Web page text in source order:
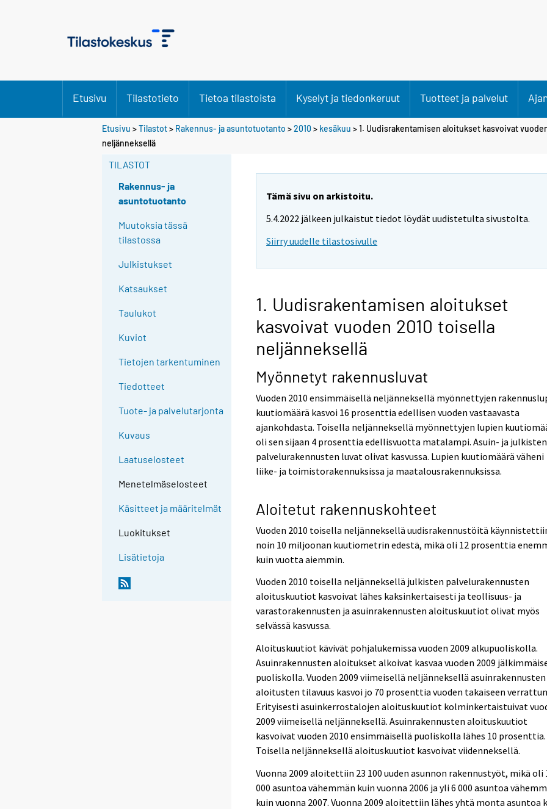
Etusivu Tilastotieto Tietoa tilastoista Kyselyt ja tiedonkeruut Tuotteet ja palvelut
Etusivu >Tilastot> Rakennus- ja asuntotuotanto >2010 > kesäkuu > 1. Uudisrakentamisen aloitukset kasvoivat
neljänneksellä
TILASTOT
Rakennus- ja
asuntotuotanto
Muutoksia tässä
tilastossa
Julkistukset
Katsaukset
Taulukot
Kuviot
Tietojen tarkentuminen
Tiedotteet
Tuote- ja palvelutarjonta
Kuvaus
Laatuselosteet
Menetelmäselosteet
Käsitteet ja määritelmät
Luokitukset
Lisätietoja
Tämä sivu on arkistoitu.
5.4.2022 jälkeen julkaistut tiedot löydät uudistetulta sivustolta.
Siirry uudelle tilastosivulle
1. Uudisrakentamisen aloitukset
kasvoivat vuoden 2010 toisella
neljänneksellä
Myönnetyt rakennusluvat
Vuoden 2010 ensimmäisellä neljänneksellä myönnettyjen
kuutiomäärä kasvoi 16 prosenttia edellisen vuoden vastaavasta
ajankohdasta. Toisella neljänneksellä myönnettyjen lupien
oli sen sijaan 4 prosenttia edellisvuotta matalampi. Asuin- ja julkisten
palvelurakennusten luvat olivat kasvussa. Lupien kuutiomäärä väheni
liike- ja toimistorakennuksissa ja maatalousrakennuksissa.
Aloitetut rakennuskohteet
Vuoden 2010 toisella neljänneksellä uudisrakennustöitä
noin 10 miljoonan kuutiometrin edestä, mikä oli 12 prosenttia
kuin vuotta aiemmin.
Vuoden 2010 toisella neljänneksellä julkisten palvelurakennusten
aloituskuutiot kasvoivat lähes kaksinkertaisesti ja teollisuus- ja
varastorakennusten ja asuinrakennusten aloituskuutiot olivat myös
selvässä kasvussa.
Aloituskuutiot kävivät pohjalukemissa vuoden 2009 alkupuoliskolla.
Asuinrakennusten aloitukset alkoivat kasvaa vuoden 2009
puoliskolla. Vuoden 2009 viimeisellä neljänneksellä asuinrakennusten
aloitusten tilavuus kasvoi jo 70 prosenttia vuoden takaiseen
Erityisesti asuinkerrostalojen aloituskuutiot kolminkertaistuivat
2009 viimeisellä neljänneksellä. Asuinrakennusten aloituskuutiot
kasvoivat vuoden 2010 ensimmäisellä puoliskolla lähes 10 prosenttia.
Toisella neljänneksellä aloituskuutiot kasvoivat viidenneksellä.
Vuonna 2009 aloitettiin 23 100 uuden asunnon rakennustyöt, mikä oli
000 asuntoa vähemmän kuin vuonna 2006 ja yli 6 000 asuntoa
kuin vuonna 2007. Vuonna 2009 aloitettiin lähes yhtä monta asuntoa